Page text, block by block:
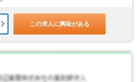
この求人に興味がある